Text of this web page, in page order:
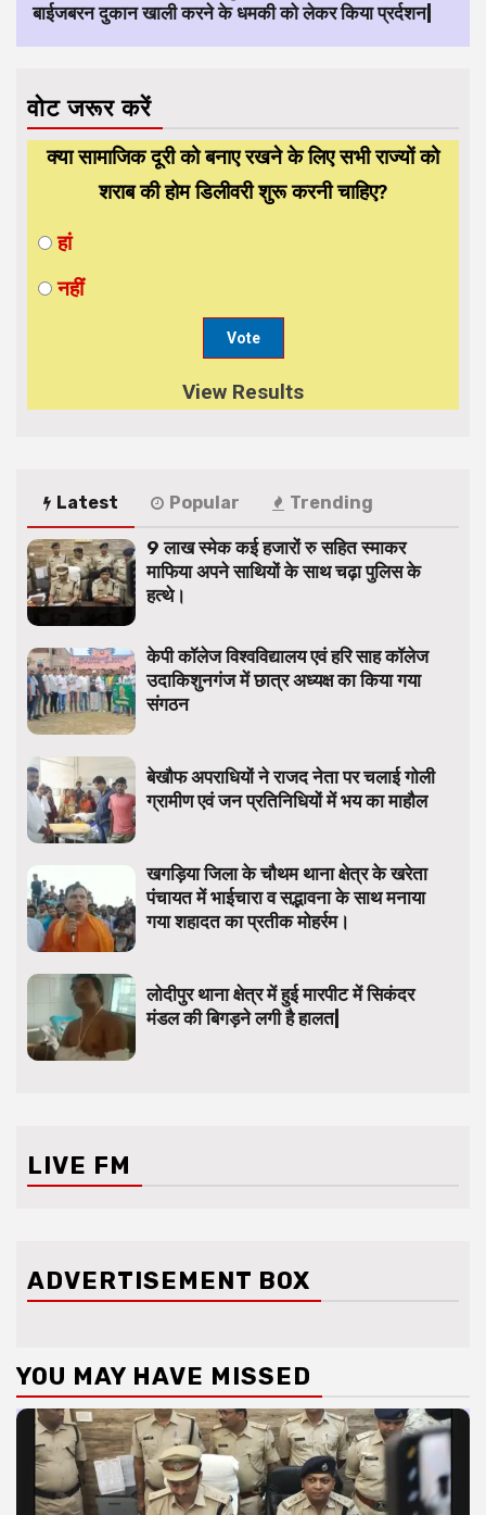
बाईजबरन दुकान खाली करने के धमकी को लेकर किया प्रर्दशन|
वोट जरूर करें
क्या सामाजिक दूरी को बनाए रखने के लिए सभी राज्यों को
शराब की होम डिलीवरी शुरू करनी चाहिए?
हां
नहीं
View Results
Latest Popular Trending
9 लाख स्मेक कई हजारों रु सहित स्माकर
माफिया अपने साथियों के साथ चढ़ा पुलिस के
हत्थे।
केपी कॉलेज विश्वविद्यालय एवं हरि साह कॉलेज
उदाकिशुनगंज में छात्र अध्यक्ष का किया गया
संगठन
बेखौफ अपराधियों ने राजद नेता पर चलाई गोली
ग्रामीण एवं जन प्रतिनिधियों में भय का माहौल
खगड़िया जिला के चौथम थाना क्षेत्र के खरेता
पंचायत में भाईचारा व सद्भावना के साथ मनाया
गया शहादत का प्रतीक मोहर्रम।
लोदीपुर थाना क्षेत्र में हुई मारपीट में सिकंदर
मंडल की बिगड़ने लगी है हालत|
LIVE FM
ADVERTISEMENT BOX
YOU MAY HAVE MISSED